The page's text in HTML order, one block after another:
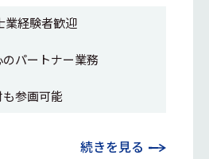
業経験者歓迎
パートナー業務
参画可能
続きを見る